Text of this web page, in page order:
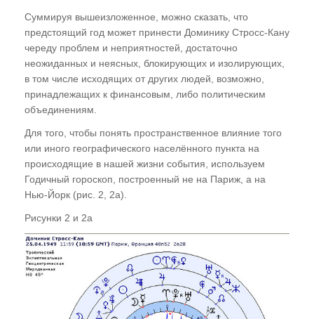
Суммируя вышеизложенное, можно сказать, что
предстоящий год может принести Доминику Стросс-Кану
череду проблем и неприятностей, достаточно
неожиданных и неясных, блокирующих и изолирующих,
в том числе исходящих от других людей, возможно,
принадлежащих к финансовым, либо политическим
объединениям.
Для того, чтобы понять пространственное влияние того
или иного географического населённого пункта на
происходящие в нашей жизни события, используем
Годичный гороскоп, построенный не на Париж, а на
Нью-Йорк (рис. 2, 2а).
Рисунки 2 и 2а